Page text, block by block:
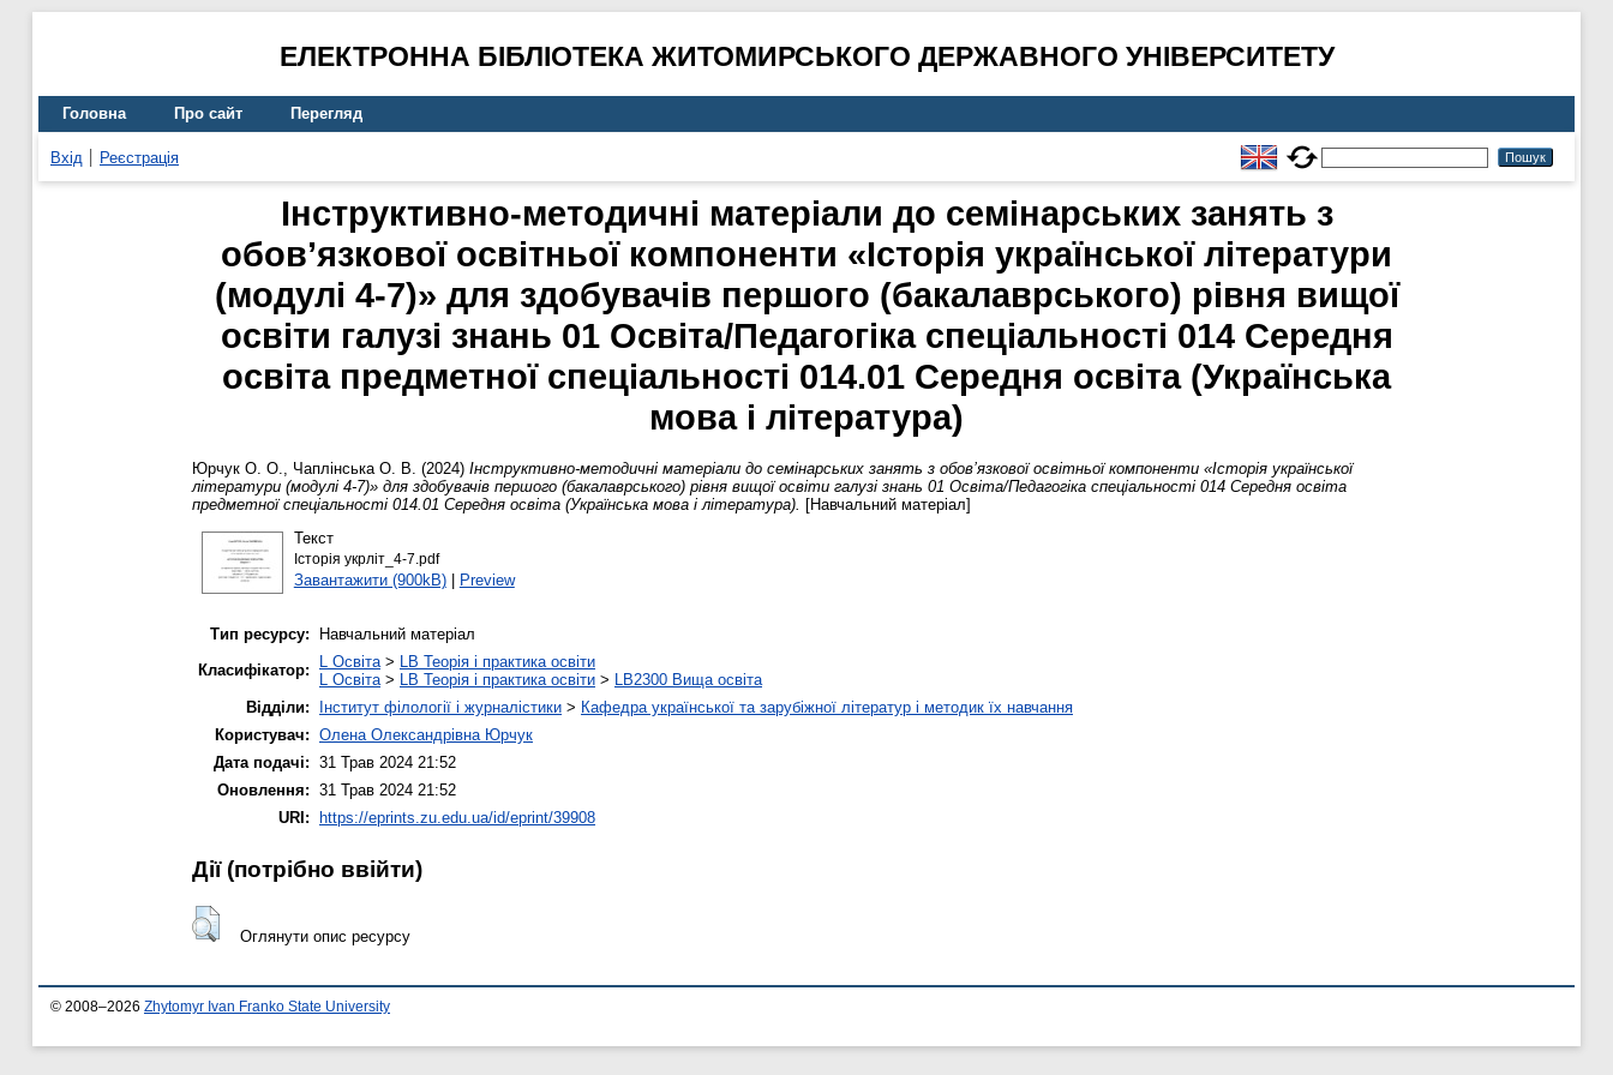
ЕЛЕКТРОННА БІБЛІОТЕКА ЖИТОМИРСЬКОГО ДЕРЖАВНОГО УНІВЕРСИТЕТУ
Головна Про сайт Перегляд
Вхід Реєстрація
Інструктивно-методичні матеріали до семінарських занять з
обов’язкової освітньої компоненти «Історія української літератури
(модулі 4-7)» для здобувачів першого (бакалаврського) рівня вищої
освіти галузі знань 01 Освіта/Педагогіка спеціальності 014 Середня
освіта предметної спеціальності 014.01 Середня освіта (Українська
мова і література)
Юрчук О. О., Чаплінська О. В. (2024) Інструктивно-методичні матеріали до семінарських занять з обов’язкової освітньої компоненти «Історія української
літератури (модулі 4-7)» для здобувачів першого (бакалаврського) рівня вищої освіти галузі знань 01 Освіта/Педагогіка спеціальності 014 Середня освіта
предметної спеціальності 014.01 Середня освіта (Українська мова і література). [Навчальний матеріал]
Текст
Історія укрліт_4-7.pdf
Завантажити (900kB)| Preview
Тип ресурсу:
Навчальний матеріал
Класифікатор:
L Освіта> LB Теорія і практика освіти
L Освіта> LB Теорія і практика освіти > LB2300 Вища освіта
Відділи:
Інститут філології і журналістики > Кафедра української та зарубіжної літератур і методик їх навчання
Користувач: Олена Олександрівна Юрчук
Дата подачі: 31 Трав 2024 21:52
Оновлення: 31 Трав 2024 21:52
URI:
https://eprints.zu.edu.ua/id/eprint/39908
Дії ​​(потрібно ввійти)
Оглянути опис ресурсу
© 2008–2026 Zhytomyr Ivan Franko State University